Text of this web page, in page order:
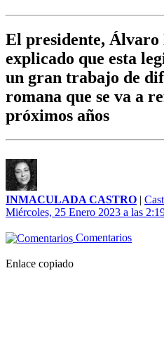
El presidente,
explicado que esta
un gran trabajo de
romana que se va a
próximos años
INMACULADA CASTRO |
Miércoles, 25 Enero 2023 a las
Comentarios
Enlace copiado